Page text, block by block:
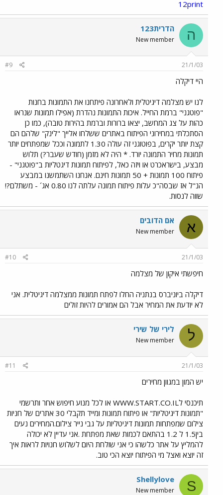
12print
ה הדרית123
New member
21/1/03
#9
היי דיקלה
לנו יש מצלמה דיגיטלית ולאחרונה פיתחנו את התמונות בחנות
"פוטגני" ברמת החייל. איכות התמונות נהדרת (אפילו תמונות שנראו
כהות על צג המחשב, יצאו ברורות וברמת בהירות טובה), כמו כן
הסתכלתי במחירוני הפיתוח באתרים ששלחו אלייך "לינק" שלהם הם
קצת יותר יקרים, בפוטוגני זה עולה 1.30 לתמונה וככל שמפתחים יותר
תמונות מחיר התמונה יורד. * היה לא מזמן (חודש שעבר?) תלוש
מבצע, בישראכרט או ויזה כאל, לפיתוח תמונות דיגטליות ב"פוטגני" -
פיתוח 100 תמונות + 50 תמונות חינם. אנחנו השתמשנו במבצע
הנ"ל אז שבסה"כ עלות פיתוח תמונה עלתה לנו 0.80 אג´ - משתלם?!
שווה לנסות.
א אם הדובים
New member
21/1/03
#10
חיפשתי איקון של מצלמה
דיקלה ביוניברס בנתניה החלו לפתח תמונות ממצלמה דיגיטלית. אני
לא יודעת את המחיר אבל הם אמורים להיות זולים
ל לירי של שירי
New member
21/1/03
#11
יש המון במגוון מחירים
תיכנסי לWWW.START.CO.IL או לכל מנוע חיפוש אחר ותרשמי
"תמונות דיגיטליות" או פיתוח תמונות ומייד תקבלי 30 אתרים של חניות
צילום שמפתחות תמונות דיגיטליות על גבי נייר צילום.המחירים נעים
בין1.5 ל 1.2 בהתאם לכמות שאת מפתחת .אני עדיין לא יכולה
להמליץ על אתר כלשהו כי אני שולחת היום לשלוש חנויות לראות איך
זה יוצא ואצל מי הפיתוח יוצא הכי טוב.
S
Shellylove
New member